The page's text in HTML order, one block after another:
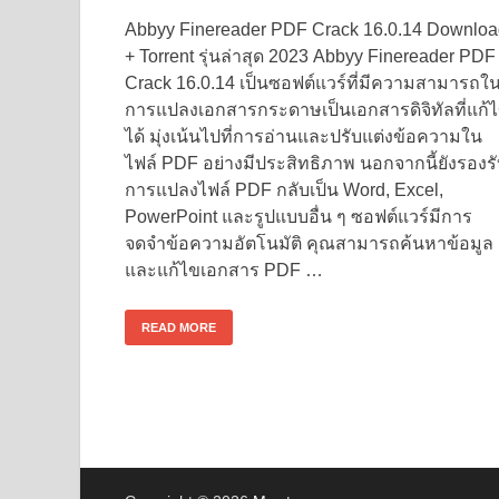
Abbyy Finereader PDF Crack 16.0.14
+ Torrent รุ่นล่าสุด 2023 Abbyy Finereader PDF
Crack 16.0.14 เป็นซอฟต์แวร์ที่มีความสามารถใ
การแปลงเอกสารกระดาษเป็นเอกสารดิจิทัลที่แก้
ได้ มุ่งเน้นไปที่การอ่านและปรับแต่งข้อความใน
ไฟล์ PDF อย่างมีประสิทธิภาพ นอกจากนี้ยังรอง
การแปลงไฟล์ PDF กลับเป็น Word, Excel,
PowerPoint และรูปแบบอื่น ๆ ซอฟต์แวร์มีการ
จดจำข้อความอัตโนมัติ คุณสามารถค้นหาข้อมูล
และแก้ไขเอกสาร PDF …
READ MORE